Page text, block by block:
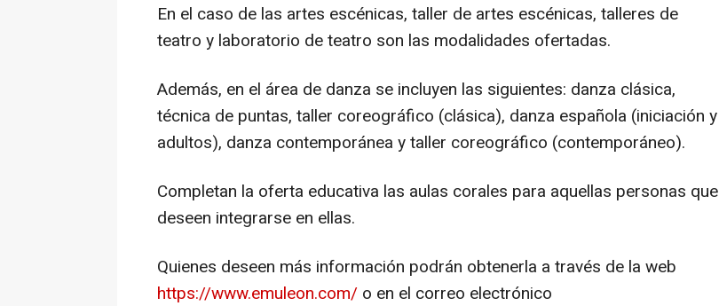
En el caso de las artes escénicas, taller de artes escénicas, talleres de
teatro y laboratorio de teatro son las modalidades ofertadas.
Además, en el área de danza se incluyen las siguientes: danza clásica,
técnica de puntas, taller coreográfico (clásica), danza española (iniciación y
adultos), danza contemporánea y taller coreográfico (contemporáneo).
Completan la oferta educativa las aulas corales para aquellas personas que
deseen integrarse en ellas.
Quienes deseen más información podrán obtenerla a través de la web
https://www.emuleon.com/ o en el correo electrónico